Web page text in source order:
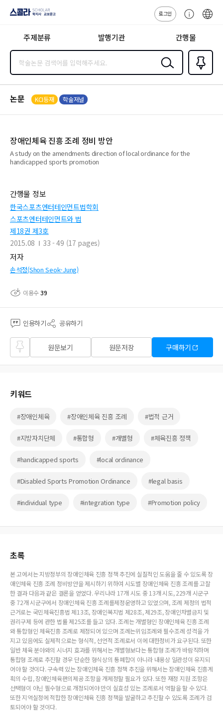
지사·교보문고
로그인
센
주제분류 발행기관 간행물
검색
즐겨찾
기0
논문 KCI등재 학술저널
장애인체육 진흥 조례 정비 방안
A study on the amendments direction of local ordinance for the
handicapped sports promotion
간행물 정보
한국스포츠엔터테인먼트법학회
스포츠엔터테인먼트와 법
제18권 제3호
2015.08
33 - 49 (17 pages)
저자
손석정(Shon Seok-Jung)
이용수39
인용하기 공유하기
즐겨
찾기
원문보기 원문저장 구매하기
키워드
#장애인체육 #장애인체육 진흥 조례 #법적 근거
#지방자치단체 #통합형 #개별형 #체육진흥 정책
#handicapped sports #local ordinance
#Disabled Sports Promotion Ordinance #legal basis
#individual type #integration type #Promotion policy
초록
본 고에서는 지방정부의 장애인체육 진흥 정책 추진에 실질적인 도움을 줄 수 있도록 장
애인체육 진흥 조례 정비방안을 제시하기 위하여 시도별 장애인체육 진흥 조례를 고찰
한 결과 다음과 같은 결론을 얻었다. 우리나라 17개 시도 중 13개 시도, 229개 시군구
중 72개 시군구에서 장애인체육 진흥 조례를제정운영하고 있었으며, 조례 제정의 법적
근거로는 국민체육진흥법 제13조, 장애인복지법 제28조, 제29조, 장애인차별금지 및
권리구제 등에 관한 법률 제25조를 들고 있다. 조례는 개별형인 장애인체육 진흥 조례
와 통합형인 체육진흥 조례로 제정되어 있으며 조례는위임조례와 필수조례 성격을 가
지고 있음에도 실제적으로는 형식적, 선언적 조례로서 이에 대한정비가 요구된다. 또한
일반 체육 분야와의 시너지 효과를 위해서는 개별형보다는 통합형 조례가 바람직하며
통합형 조례로 추진할 경우 단순한 형식상의 통폐합이 아니라 내용상 일관성이 유지되
어야 할 것이다. 구속력 있는 장애인체육 진흥 정책 추진을 위해서는 장애인체육 진흥계
획의 수립, 장애인체육편의제공 조항을 개제정할 필요가 있다. 또한 재정 지원 조항은
선택형이 아닌 필수형으로 개정되어야 만이 실효성 있는 조례로서 역할을 할 수 있다.
또한 지역실정에 적합한 장애인체육 진흥 정책을 발굴하고 추진할 수 있도록 조례가 검
토되어야 할 것이다.